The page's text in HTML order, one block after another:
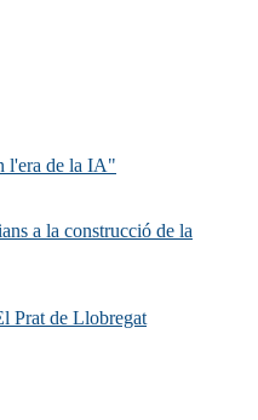
l'era de la IA"
a la construcció de la
Prat de Llobregat